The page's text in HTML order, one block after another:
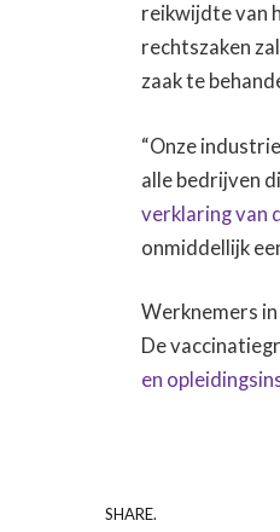
reikwijdte van
rechtszaken
zaak te
“Onze
alle bedrijven
verklaring van
onmiddellijk
Werknemers
De
en
SHARE.